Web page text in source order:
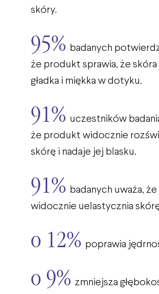
skóry.
95% badanych
że produkt sprawia, że
gładka i miękka w dotyku.
91% uczestników
że produkt widocznie
skórę i nadaje jej blasku.
91% badanych uważa,
widocznie uelastycznia
o 12% poprawia
o 9% zmniejsza